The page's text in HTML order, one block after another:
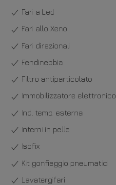
Fari a Led
Fari allo Xeno
Fari direzionali
Fendinebbia
Filtro antiparticolato
Immobilizzatore elettronico
Ind. temp. esterna
Interni in pelle
Isofix
Kit gonfiaggio pneumatici
Lavatergifari